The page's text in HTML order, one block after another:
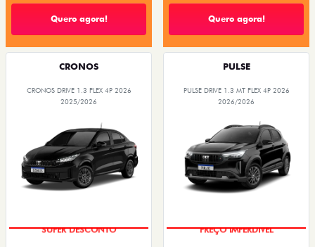
Quero agora! Quero agora!
CRONOS
CRONOS DRIVE 1.3 FLEX 4P 2026
2025/2026
SUPER DESCONTO
PULSE
PULSE DRIVE 1.3 MT FLEX 4P 2026
2026/2026
PREÇO IMPERDÍVEL